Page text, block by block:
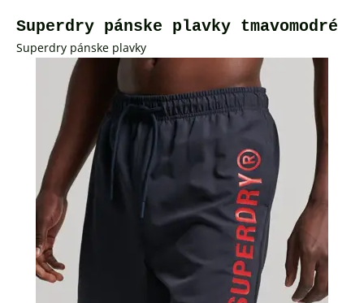
Superdry pánske plavky tmavomodré
Superdry pánske plavky